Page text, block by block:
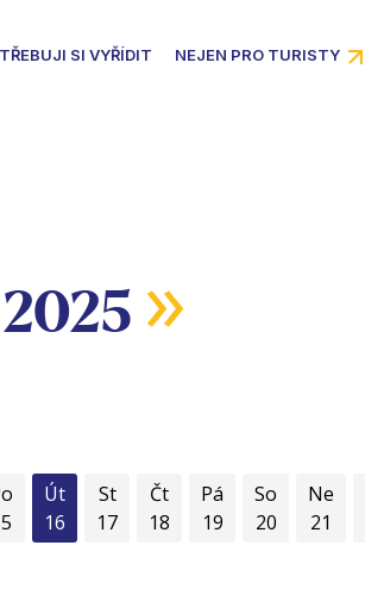
SI VYŘÍDIT NEJEN PRO TURISTY
»
Út
16
St
17
Čt
18
Pá
19
So
20
Ne
21